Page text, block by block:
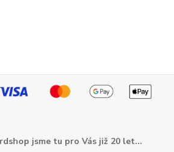
jsme tu pro Vás již 20 let...